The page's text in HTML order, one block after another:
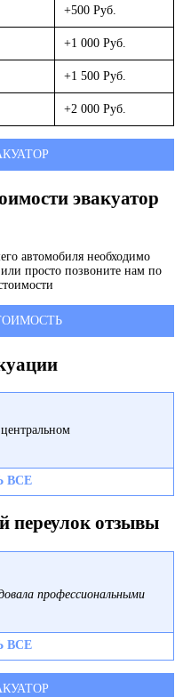
+500 Руб.
+1 000 Руб.
+1 500 Руб.
+2 000 Руб.
эвакуатор
автомобиля необходимо
просто позвоните нам по
ВСЕ
переулок отзывы
профессиональными
ВСЕ